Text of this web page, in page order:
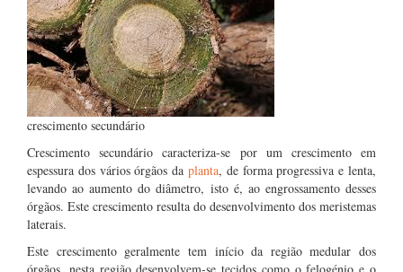
crescimento secundário
Crescimento secundário caracteriza-se por um crescimento em
espessura dos vários órgãos da planta, de forma progressiva e lenta,
levando ao aumento do diâmetro, isto é, ao engrossamento desses
órgãos. Este crescimento resulta do desenvolvimento dos meristemas
laterais.
Este crescimento geralmente tem início da região medular dos